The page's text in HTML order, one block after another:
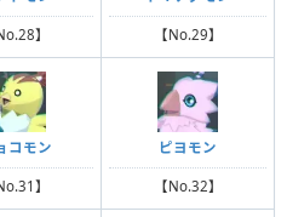
】 【No.29】
コモン
】
ピヨモン
【No.32】